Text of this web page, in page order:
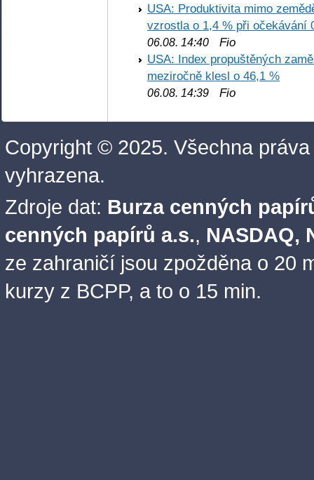
USA: Produktivita mimo
vzrostla o 1,4 % při očekávání
06.08. 14:40 Fio
USA: Index propuštěných
meziročně klesl o 46,1 %
06.08. 14:39 Fio
Copyright © 2025. Všechna práva
vyhrazena.
Zdroje dat: Burza cenných
cenných papírů a.s., NASDAQ,
ze zahraničí jsou zpožděna o 20
kurzy z BCPP, a to o 15 min.